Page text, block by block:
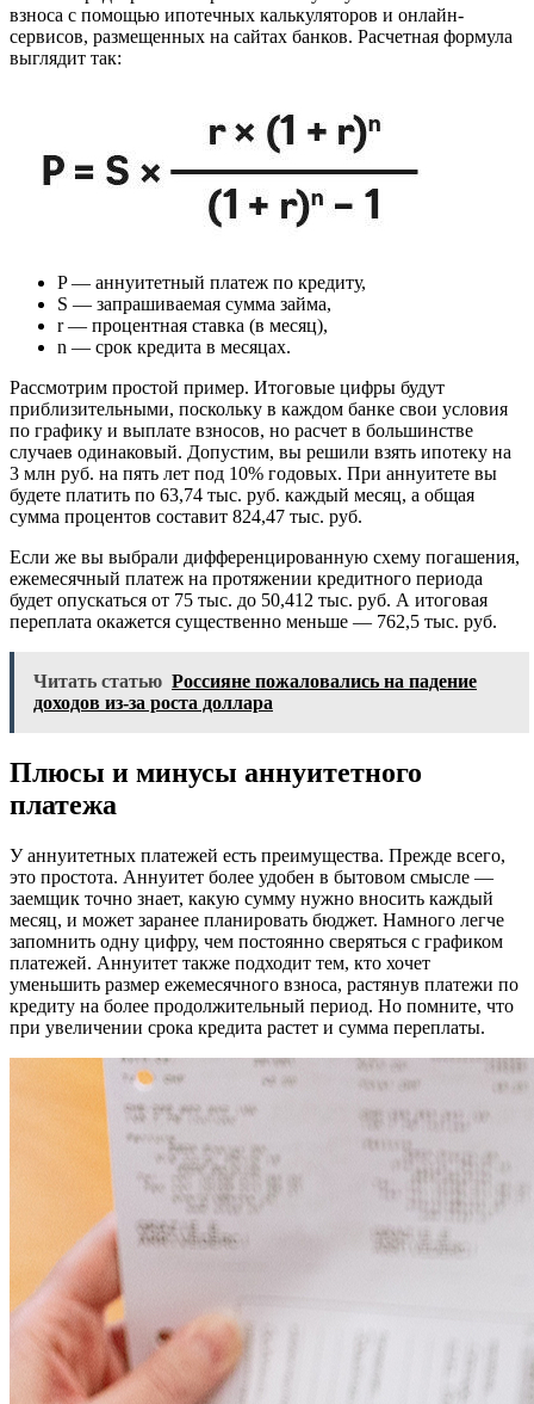
взноса с помощью ипотечных калькуляторов и онлайн-
сервисов, размещенных на сайтах банков. Расчетная формула
выглядит так:
P — аннуитетный платеж по кредиту,
S — запрашиваемая сумма займа,
r — процентная ставка (в месяц),
n — срок кредита в месяцах.
Рассмотрим простой пример. Итоговые цифры будут
приблизительными, поскольку в каждом банке свои условия
по графику и выплате взносов, но расчет в большинстве
случаев одинаковый. Допустим, вы решили взять ипотеку на
3 млн руб. на пять лет под 10% годовых. При аннуитете вы
будете платить по 63,74 тыс. руб. каждый месяц, а общая
сумма процентов составит 824,47 тыс. руб.
Если же вы выбрали дифференцированную схему погашения,
ежемесячный платеж на протяжении кредитного периода
будет опускаться от 75 тыс. до 50,412 тыс. руб. А итоговая
переплата окажется существенно меньше — 762,5 тыс. руб.
Читать статью Россияне пожаловались на падение
доходов из-за роста доллара
Плюсы и минусы аннуитетного
платежа
У аннуитетных платежей есть преимущества. Прежде всего,
это простота. Аннуитет более удобен в бытовом смысле —
заемщик точно знает, какую сумму нужно вносить каждый
месяц, и может заранее планировать бюджет. Намного легче
запомнить одну цифру, чем постоянно сверяться с графиком
платежей. Аннуитет также подходит тем, кто хочет
уменьшить размер ежемесячного взноса, растянув платежи по
кредиту на более продолжительный период. Но помните, что
при увеличении срока кредита растет и сумма переплаты.